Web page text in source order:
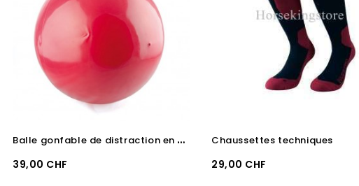
B
alle gonfable de distraction en caoutchouc
Prix
39,00 CHF
Chaussettes techniques
Prix
29,00 CHF